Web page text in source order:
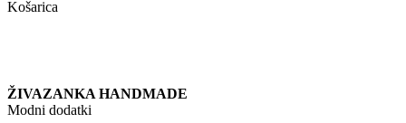
Košarica
ŽIVAZANKA HANDMADE
Modni dodatki